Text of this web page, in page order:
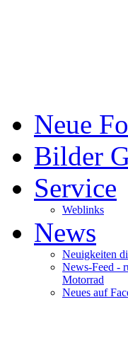
Neue
Bilder
Service
Weblinks
News
Neuigkeiten
News-Feed -
Motorrad
Neues auf